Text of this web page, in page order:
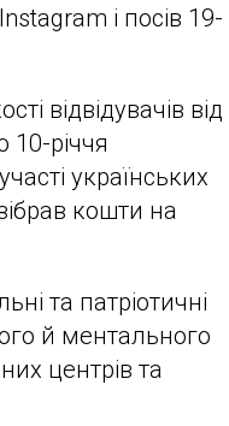
і посів 19-
відвідувачів від
річчя
українських
кошти на
та патріотичні
й ментального
центрів та